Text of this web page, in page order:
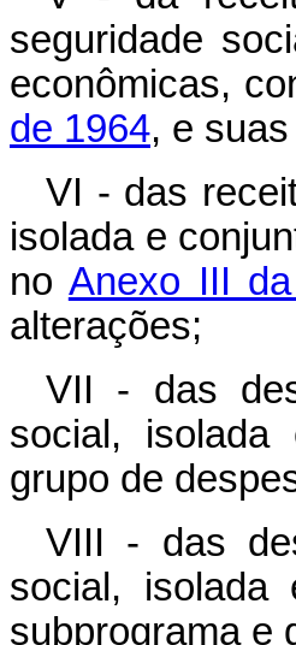
seguridade
econômicas,
de 1964, e
VI - das
isolada e
no Anexo III
alterações;
VII - das
social, isolada
grupo de
VIII - das
social, isolada
subprograma e